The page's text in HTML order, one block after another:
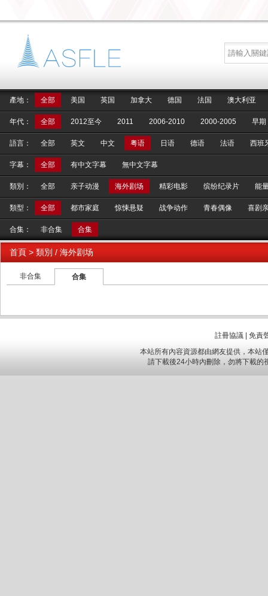
產地： 全部 美国 英国 加拿大 德国 法国 澳大利亚
年代： 全部 2012至今 2011 2006-2010 2000-2005 早期
語言： 全部 英文 中文 粤语 日语 德语 法语 西班
字幕： 全部 有中文字幕 無中文字幕
類別： 全部 亲子动漫 海外剧场 精彩电影 缤纷纪录片 能
類型： 全部 都市家庭 惊悚悬疑 战争动作 青春偶像 喜剧
合集： 非合集 合集
首頁 > 類別 / 海外剧场
非合集 合集
註冊協議
免責
本站所有內容資源都由網友提供，本站
請下載後24小時內刪除，勿將下載的